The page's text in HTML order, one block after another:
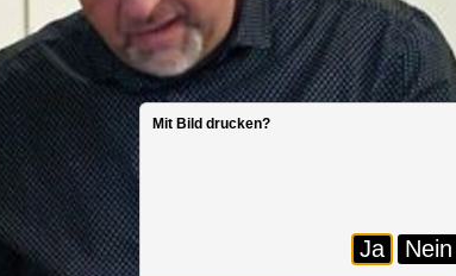
Mit Bild drucken?
Ja Nein